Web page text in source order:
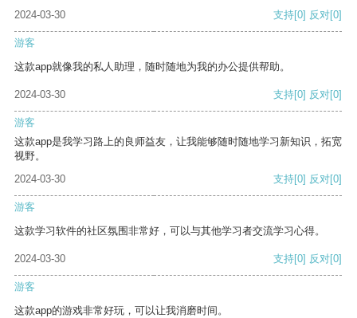
2024-03-30 支持[0] 反对[0]
游客
这款app就像我的私人助理，随时随地为我的办公提供帮助。
2024-03-30 支持[0] 反对[0]
游客
这款app是我学习路上的良师益友，让我能够随时随地学习新知识，拓宽
视野。
2024-03-30
支持[0] 反对[0]
游客
这款学习软件的社区氛围非常好，可以与其他学习者交流学习心得。
2024-03-30 支持[0] 反对[0]
游客
这款app的游戏非常好玩，可以让我消磨时间。